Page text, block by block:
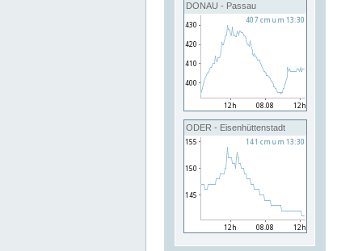
DONAU - Passau
ODER - Eisenhüttenstadt